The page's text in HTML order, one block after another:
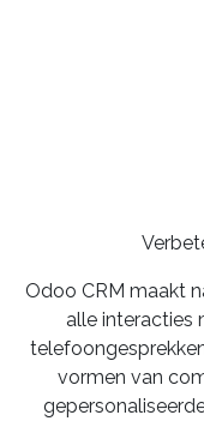
Odoo CRM maakt
alle interacties
vormen van